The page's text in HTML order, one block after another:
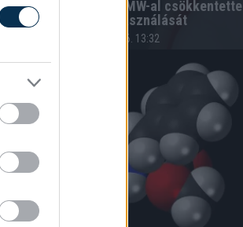
A hazai vegyipar 200 MW-al csökkentette
energiafelhasználását
2026.08.06. 13:32